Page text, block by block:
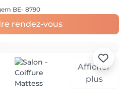
BE- 8790
rendez-vous
Afficher
plus